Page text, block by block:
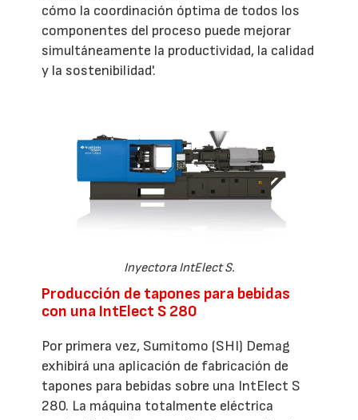
cómo la coordinación óptima de todos los
componentes del proceso puede mejorar
simultáneamente la productividad, la calidad
y la sostenibilidad'.
Inyectora IntElect S.
Producción de tapones para bebidas
con una IntElect S 280
Por primera vez, Sumitomo (SHI) Demag
exhibirá una aplicación de fabricación de
tapones para bebidas sobre una IntElect S
280. La máquina totalmente eléctrica